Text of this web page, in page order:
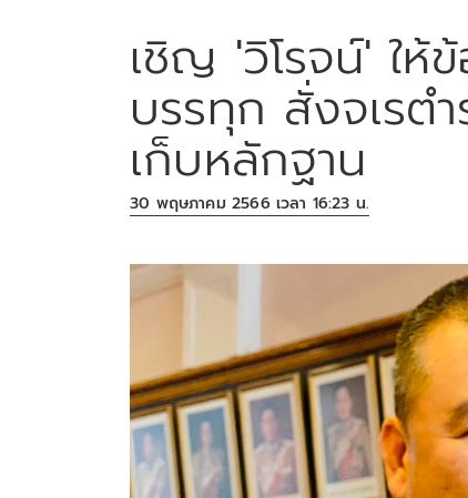
เชิญ 'วิโรจน์' ให้
บรรทุก สั่งจเรต
เก็บหลักฐาน
30 พฤษภาคม 2566 เวลา 16:23 น.